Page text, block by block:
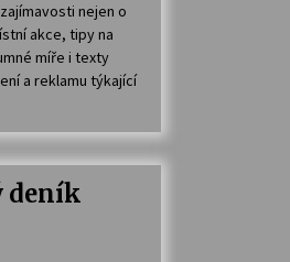
nejen o
akce, tipy na
míře i texty
a reklamu týkající
deník